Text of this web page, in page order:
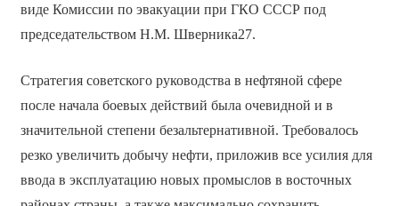
виде Комиссии по эвакуации при ГКО СССР под
председательством Н.М. Шверника27.
Стратегия советского руководства в нефтяной сфере
после начала боевых действий была очевидной и в
значительной степени безальтернативной. Требовалось
резко увеличить добычу нефти, приложив все усилия для
ввода в эксплуатацию новых промыслов в восточных